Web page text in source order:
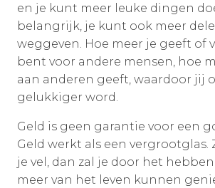
en je kunt meer leuke dingen
belangrijk, je kunt ook meer
weggeven. Hoe meer je geeft of
bent voor andere mensen, hoe
aan anderen geeft, waardoor jij
gelukkiger word.
Geld is geen garantie voor een
Geld werkt als een vergrootglas.
je vel, dan zal je door het
meer van het leven kunnen